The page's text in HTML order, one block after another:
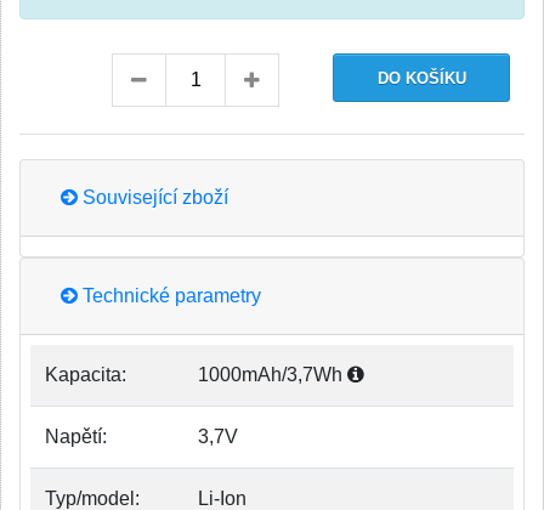
Související zboží
Technické parametry
Kapacita: 1000mAh/3,7Wh
Napětí: 3,7V
Typ/model: Li-Ion